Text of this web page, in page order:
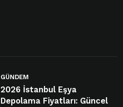
GÜNDEM
2026 İstanbul Eşya
Depolama Fiyatları: Güncel